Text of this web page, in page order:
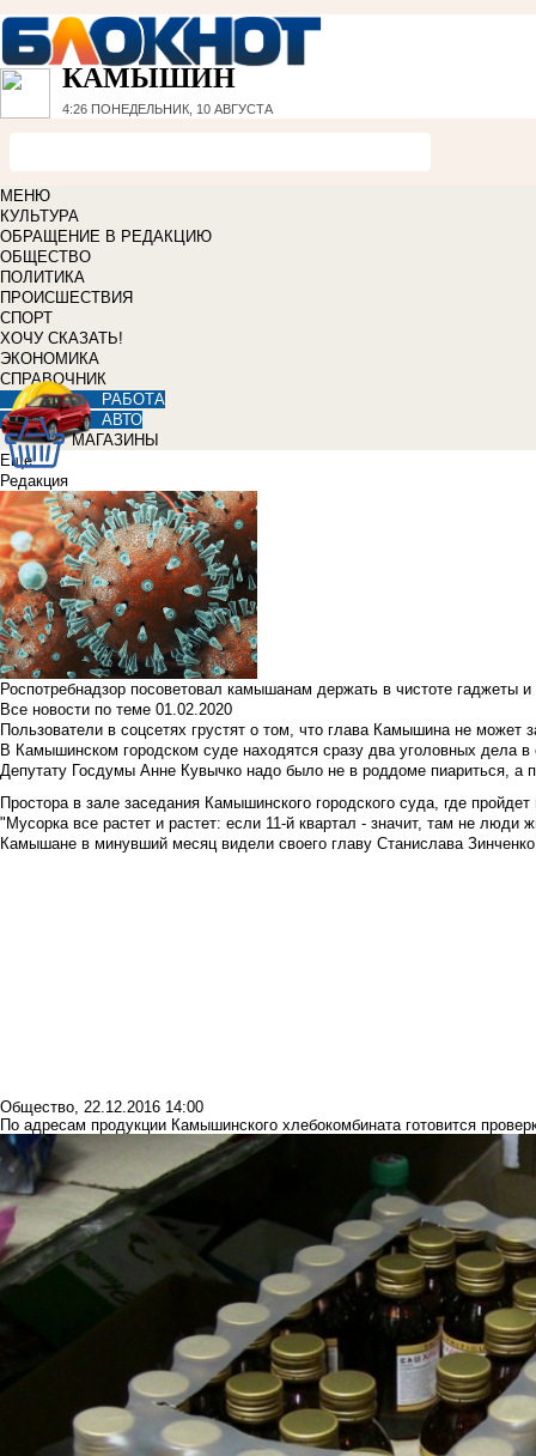
КАМЫШИН
4:26 ПОНЕДЕЛЬНИК, 10 АВГУСТА
МЕНЮ
КУЛЬТУРА
ОБРАЩЕНИЕ В РЕДАКЦИЮ
ОБЩЕСТВО
ПОЛИТИКА
ПРОИСШЕСТВИЯ
СПОРТ
ХОЧУ СКАЗАТЬ!
ЭКОНОМИКА
СПРАВОЧНИК
РАБОТА
АВТО
МАГАЗИНЫ
Еще
Редакция
Роспотребнадзор посоветовал камышанам держать в чистоте гаджеты
Все новости по теме 01.02.2020
Пользователи в соцсетях грустят о том, что глава Камышина не может
В Камышинском городском суде находятся сразу два уголовных дела
Депутату Госдумы Анне Кувычко надо было не в роддоме пиариться, а
Простора в зале заседания Камышинского городского суда, где
"Мусорка все растет и растет: если 11-й квартал - значит, там не люди
Камышане в минувший месяц видели своего главу Станислава Зинченко
Общество, 22.12.2016 14:00
По адресам продукции Камышинского хлебокомбината готовится